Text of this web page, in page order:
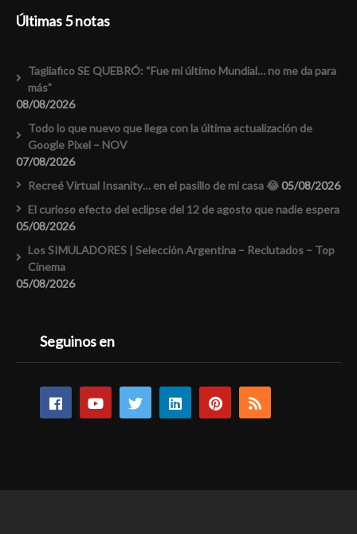
Últimas 5 notas
Tagliafico SE QUEBRÓ: “Fue mi último Mundial… no me da para
más”
08/08/2026
Todo lo que nuevo que llega con la última actualización de
Google Pixel – NOV
07/08/2026
Recreé Virtual Insanity… en el pasillo de mi casa 😂05/08/2026
El curioso efecto del eclipse del 12 de agosto que nadie espera
05/08/2026
Los SIMULADORES | Selección Argentina – Reclutados – Top
Cinema
05/08/2026
Seguinos en